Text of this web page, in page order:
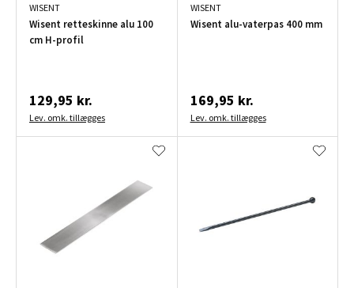
WISENT
Wisent retteskinne alu 100
cm H-profil
129,95 kr.
Lev. omk. tillægges
WISENT
Wisent alu-vaterpas 400 mm
169,95 kr.
Lev. omk. tillægges